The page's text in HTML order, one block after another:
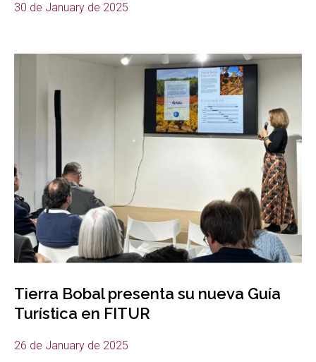
30 de January de 2025
Tierra Bobal presenta su nueva Guía
Turística en FITUR
26 de January de 2025